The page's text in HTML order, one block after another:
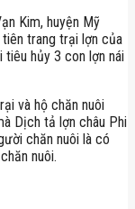
Kim, huyện Mỹ
trang trại lợn của
tiêu hủy 3 con lợn nái
và hộ chăn nuôi
Dịch tả lợn châu Phi
chăn nuôi là có
nuôi.